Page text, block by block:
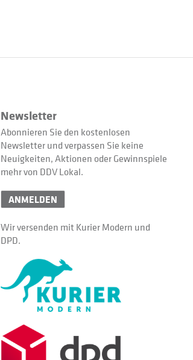
Newsletter
Abonnieren Sie den kostenlosen
Newsletter und verpassen Sie keine
Neuigkeiten, Aktionen oder Gewinnspiele
mehr von DDV Lokal.
ANMELDEN
Wir versenden mit Kurier Modern und
DPD.